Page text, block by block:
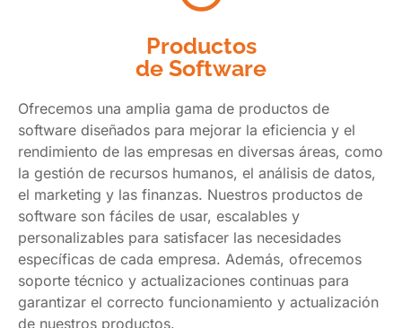
Productos
de Software
Ofrecemos una amplia gama de productos de
software diseñados para mejorar la eficiencia y el
rendimiento de las empresas en diversas áreas, como
la gestión de recursos humanos, el análisis de datos,
el marketing y las finanzas. Nuestros productos de
software son fáciles de usar, escalables y
personalizables para satisfacer las necesidades
específicas de cada empresa. Además, ofrecemos
soporte técnico y actualizaciones continuas para
garantizar el correcto funcionamiento y actualización
de nuestros productos.